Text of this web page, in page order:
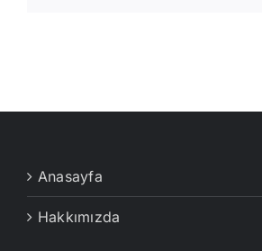
Anasayfa
Hakkımızda